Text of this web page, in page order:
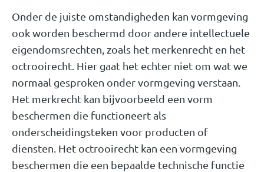
Onder de juiste omstandigheden kan vormgeving
ook worden beschermd door andere intellectuele
eigendomsrechten, zoals het merkenrecht en het
octrooirecht. Hier gaat het echter niet om wat we
normaal gesproken onder vormgeving verstaan.
Het merkrecht kan bijvoorbeeld een vorm
beschermen die functioneert als
onderscheidingsteken voor producten of
diensten. Het octrooirecht kan een vormgeving
beschermen die een bepaalde technische functie